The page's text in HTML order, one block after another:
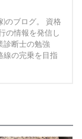
)のブログ。 資格
の情報を発信し
診断士の勉強
線の完乗を目指